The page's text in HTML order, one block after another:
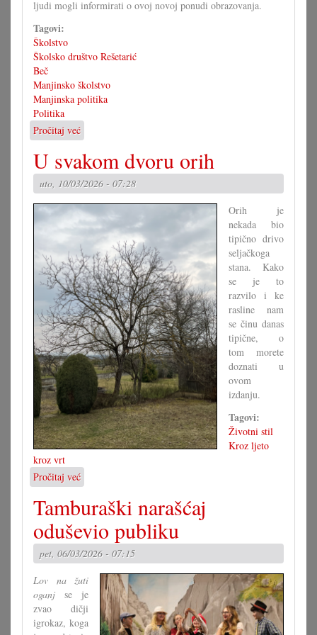
ljudi mogli informirati o ovoj novoj ponudi obrazovanja.
Tagovi:
Školstvo
Školsko društvo Rešetarić
Beč
Manjinsko školstvo
Manjinska politika
Politika
Pročitaj već
Škola
u
Beču:
»Krećemo
6.
septembra
2027.«
U svakom dvoru orih
uto, 10/03/2026 - 07:28
Orih je
nekada bio
tipično drivo
seljačkoga
stana. Kako
se je to
razvilo i ke
rasline nam
se činu danas
tipične, o
tom morete
doznati u
ovom
izdanju.
Tagovi:
Životni stil
Kroz ljeto
kroz vrt
Pročitaj već
U
svakom
dvoru
orih
Tamburaški narašćaj
oduševio publiku
pet, 06/03/2026 - 07:15
Lov na žuti
oganj se je
zvao dičji
igrokaz, koga